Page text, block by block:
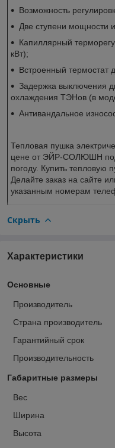
Возможность
Две ступени мощности
Капиллярный
кВт);
Встроенный термостат
Задержка выключения
охлаждения ТЭНов (в
Антивандальное
Тепловая пушка
цене от ЭЙР-СОЛЮШН
погоду. Купить тепловую
Делайте заказ на сайте
указанным номерам
Скрыть
Характеристики
Основные
Производитель
Страна производитель
Гарантийный срок
Производительность
Габаритные размеры
Вес
Ширина
Высота